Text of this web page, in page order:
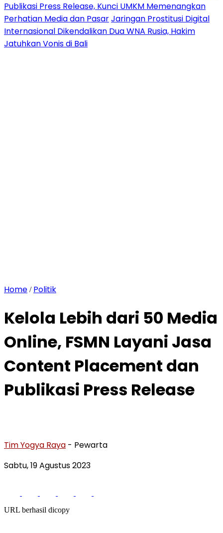
Publikasi Press Release, Kunci UMKM Memenangkan
Perhatian Media dan PasarJaringan Prostitusi Digital
Internasional Dikendalikan Dua WNA Rusia, Hakim
Jatuhkan Vonis di Bali
Home / Politik
Kelola Lebih dari 50 Media
Online, FSMN Layani Jasa
Content Placement dan
Publikasi Press Release
Tim Yogya Raya - Pewarta
Sabtu, 19 Agustus 2023
URL berhasil dicopy